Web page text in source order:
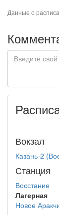
Данные о
Вокзал
Казань-2
Станция
Восстание
Лагерная
Новое